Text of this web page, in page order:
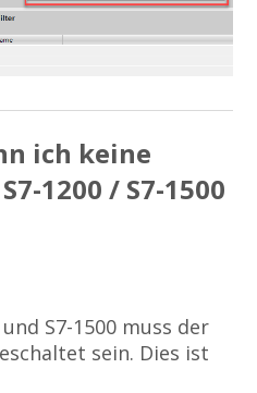
ich keine
1200 / S7-1500
und S7-1500 muss der
sein. Dies ist